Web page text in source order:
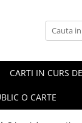
CARTI IN CURS
O CARTE